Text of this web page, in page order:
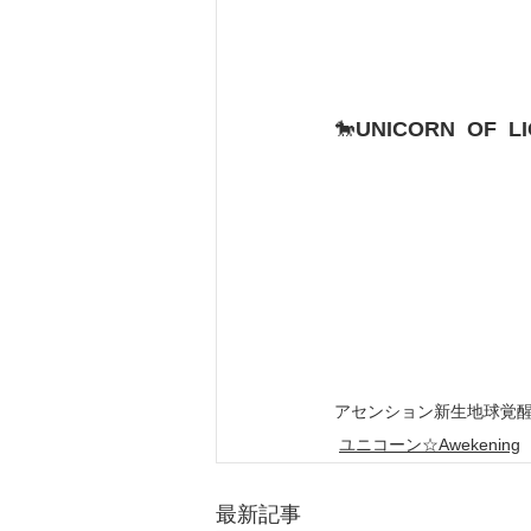
🐎UNICORN  OF
アセンション新生地球覚醒
ユニコーン☆Awekening
最新記事